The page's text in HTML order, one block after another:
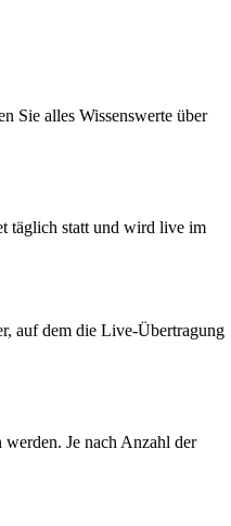
Sie alles Wissenswerte über
täglich statt und wird live im
auf dem die Live-Übertragung
Je nach Anzahl der